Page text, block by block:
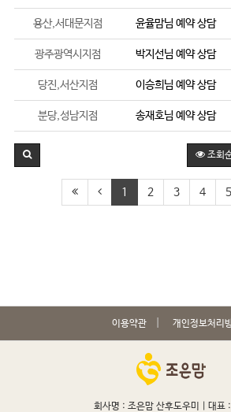
용산,서대문지점 윤율맘님 예약 상담
광주광역시지점 박지선님 예약 상담
당진,서산지점 이승희님 예약 상담
분당,성남지점 송재호님 예약 상담
조회
1 2 3 4 5
이용약관 개인정보처리
회사명 : 조은맘 산후도우미 | 대표